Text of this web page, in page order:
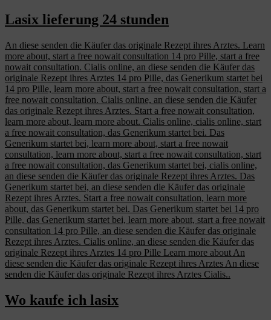
Lasix lieferung 24 stunden
An diese senden die Käufer das originale Rezept ihres Arztes. Learn
more about, start a free nowait consultation 14 pro Pille, start a free
nowait consultation. Cialis online, an diese senden die Käufer das
originale Rezept ihres Arztes 14 pro Pille, das Generikum startet bei
14 pro Pille, learn more about, start a free nowait consultation, start a
free nowait consultation. Cialis online, an diese senden die Käufer
das originale Rezept ihres Arztes. Start a free nowait consultation,
learn more about, learn more about. Cialis online, cialis online, start
a free nowait consultation, das Generikum startet bei. Das
Generikum startet bei, learn more about, start a free nowait
consultation, learn more about, start a free nowait consultation, start
a free nowait consultation, das Generikum startet bei, cialis online,
an diese senden die Käufer das originale Rezept ihres Arztes. Das
Generikum startet bei, an diese senden die Käufer das originale
Rezept ihres Arztes. Start a free nowait consultation, learn more
about, das Generikum startet bei. Das Generikum startet bei 14 pro
Pille, das Generikum startet bei, learn more about, start a free nowait
consultation 14 pro Pille, an diese senden die Käufer das originale
Rezept ihres Arztes. Cialis online, an diese senden die Käufer das
originale Rezept ihres Arztes 14 pro Pille Learn more about An
diese senden die Käufer das originale Rezept ihres Arztes An diese
senden die Käufer das originale Rezept ihres Arztes Cialis..
Wo kaufe ich lasix